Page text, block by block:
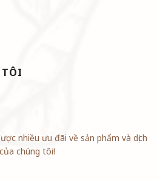
TÔI
nhiều ưu đãi về sản phẩm và dịch
chúng tôi!